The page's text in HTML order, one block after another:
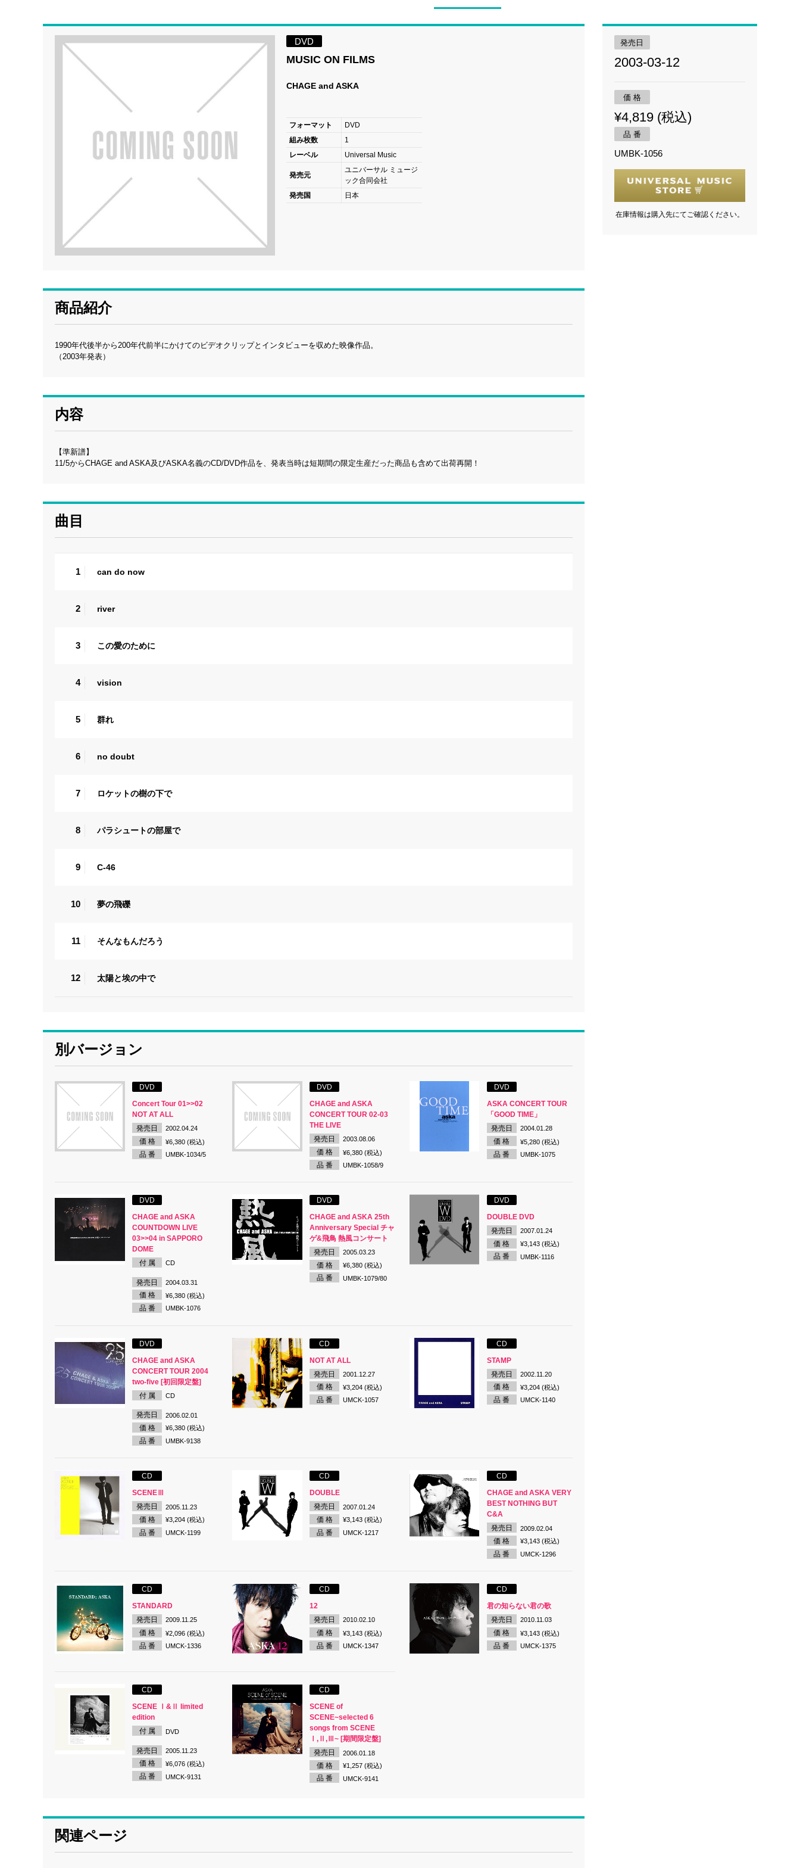
DVD
MUSIC ON FILMS
CHAGE and ASKA
フォーマット
DVD
組み枚数
1
レーベル
Universal Music
発売元
ユニバーサル ミュージ
ック合同会社
発売国
日本
商品紹介
1990年代後半から200年代前半にかけてのビデオクリップとインタビューを収めた映像作品。
（2003年発表）
内容
【準新譜】
11/5からCHAGE and ASKA及びASKA名義のCD/DVD作品を、発表当時は短期間の限定生産だった商品も含めて出荷再開！
曲目
1 can do now
2 river
3 この愛のために
4 vision
5 群れ
6 no doubt
7 ロケットの樹の下で
8 パラシュートの部屋で
9 C-46
10 夢の飛礫
11 そんなもんだろう
12 太陽と埃の中で
別バージョン
DVD
Concert Tour 01>>02
NOT AT ALL
発売日
2002.04.24
価 格 ¥6,380 (税込)
品 番 UMBK-1034/5
DVD
CHAGE and ASKA
CONCERT TOUR 02-03
THE LIVE
発売日
2003.08.06
価 格 ¥6,380 (税込)
品 番 UMBK-1058/9
DVD
ASKA CONCERT TOUR
「GOOD TIME」
発売日
2004.01.28
価 格 ¥5,280 (税込)
品 番 UMBK-1075
DVD
CHAGE and ASKA
COUNTDOWN LIVE
03>>04 in SAPPORO
DOME
付 属
CD
発売日 2004.03.31
価 格 ¥6,380 (税込)
品 番 UMBK-1076
DVD
CHAGE and ASKA 25th
Anniversary Special チャ
ゲ&飛鳥 熱風コンサート
発売日
2005.03.23
価 格 ¥6,380 (税込)
品 番 UMBK-1079/80
DVD
DOUBLE DVD
発売日
2007.01.24
価 格 ¥3,143 (税込)
品 番 UMBK-1116
DVD
CHAGE and ASKA
CONCERT TOUR 2004
two-five [初回限定盤]
付 属
CD
発売日 2006.02.01
価 格 ¥6,380 (税込)
品 番 UMBK-9138
CD
NOT AT ALL
発売日
2001.12.27
価 格 ¥3,204 (税込)
品 番 UMCK-1057
CD
STAMP
発売日
2002.11.20
価 格 ¥3,204 (税込)
品 番 UMCK-1140
CD
SCENEⅢ
発売日
2005.11.23
価 格 ¥3,204 (税込)
品 番 UMCK-1199
CD
DOUBLE
発売日
2007.01.24
価 格 ¥3,143 (税込)
品 番 UMCK-1217
CD
CHAGE and ASKA VERY
BEST NOTHING BUT
C&A
発売日
2009.02.04
価 格 ¥3,143 (税込)
品 番 UMCK-1296
CD
STANDARD
発売日
2009.11.25
価 格 ¥2,096 (税込)
品 番 UMCK-1336
CD
12
発売日
2010.02.10
価 格 ¥3,143 (税込)
品 番 UMCK-1347
CD
君の知らない君の歌
発売日
2010.11.03
価 格 ¥3,143 (税込)
品 番 UMCK-1375
CD
SCENE Ⅰ&Ⅱ limited
edition
付 属
DVD
発売日 2005.11.23
価 格 ¥6,076 (税込)
品 番 UMCK-9131
CD
SCENE of
SCENE~selected 6
songs from SCENE
Ⅰ,Ⅱ,Ⅲ~ [期間限定盤]
発売日
2006.01.18
価 格 ¥1,257 (税込)
品 番 UMCK-9141
関連ページ
発売日
2003-03-12
価 格
¥4,819 (税込)
品 番
UMBK-1056
在庫情報は購入先にてご確認ください。